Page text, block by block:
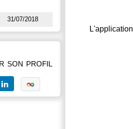
31/07/2018
son profil